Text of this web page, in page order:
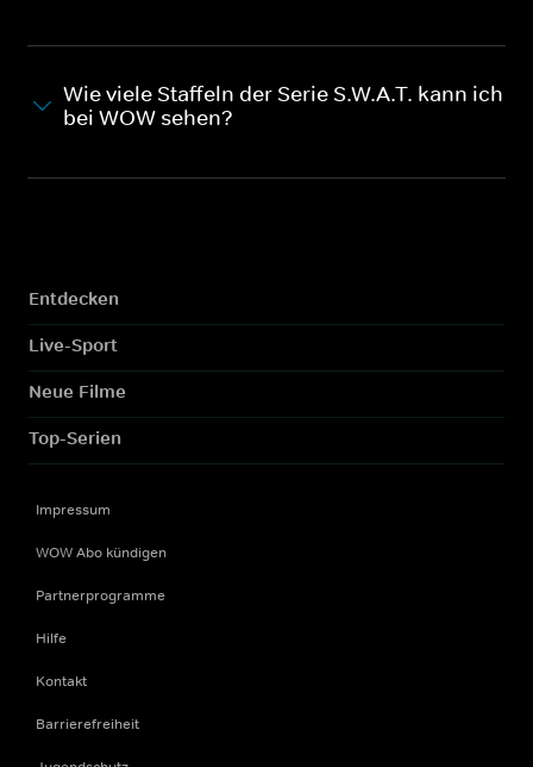
Wie viele Staffeln der Serie S.W.A.T. kann ich
bei WOW sehen?
Entdecken
Live-Sport
Neue Filme
Top-Serien
Impressum
WOW Abo kündigen
Partnerprogramme
Hilfe
Kontakt
Barrierefreiheit